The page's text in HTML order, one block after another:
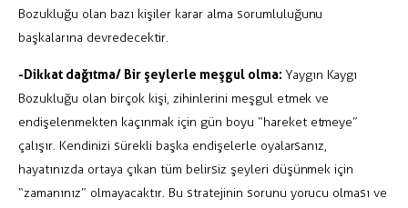
Bozukluğu olan bazı kişiler karar alma sorumluluğunu
başkalarına devredecektir.
-Dikkat dağıtma/ Bir şeylerle meşgul olma: Yaygın Kaygı
Bozukluğu olan birçok kişi, zihinlerini meşgul etmek ve
endişelenmekten kaçınmak için gün boyu “hareket etmeye”
çalışır. Kendinizi sürekli başka endişelerle oyalarsanız,
hayatınızda ortaya çıkan tüm belirsiz şeyleri düşünmek için
“zamanınız” olmayacaktır. Bu stratejinin sorunu yorucu olması ve